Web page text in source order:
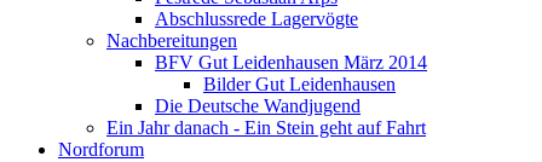
Abschlussrede Lagervögte
Nachbereitungen
BFV Gut Leidenhausen März 2014
Bilder Gut Leidenhausen
Die Deutsche Wandjugend
Ein Jahr danach - Ein Stein geht auf Fahrt
Nordforum